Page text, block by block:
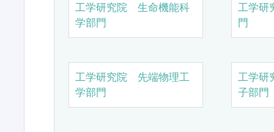
工学研究院 生命機能科
学部門
工学研
門
工学研究院 先端物理工
学部門
工学研
子部門